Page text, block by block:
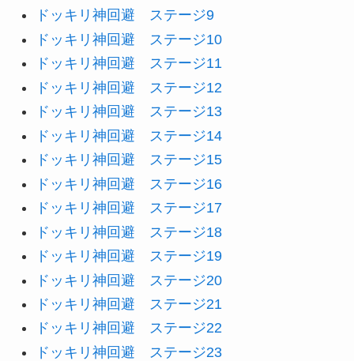
ドッキリ神回避 ステージ9
ドッキリ神回避 ステージ10
ドッキリ神回避 ステージ11
ドッキリ神回避 ステージ12
ドッキリ神回避 ステージ13
ドッキリ神回避 ステージ14
ドッキリ神回避 ステージ15
ドッキリ神回避 ステージ16
ドッキリ神回避 ステージ17
ドッキリ神回避 ステージ18
ドッキリ神回避 ステージ19
ドッキリ神回避 ステージ20
ドッキリ神回避 ステージ21
ドッキリ神回避 ステージ22
ドッキリ神回避 ステージ23